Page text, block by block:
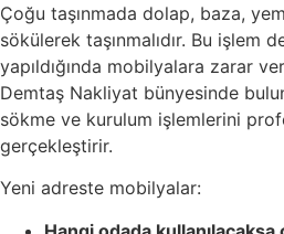
Çoğu taşınmada dolap, baza,
sökülerek taşınmalıdır. Bu işlem
yapıldığında mobilyalara zarar
Demtaş Nakliyat bünyesinde
sökme ve kurulum işlemlerini
gerçekleştirir.
Yeni adreste mobilyalar: